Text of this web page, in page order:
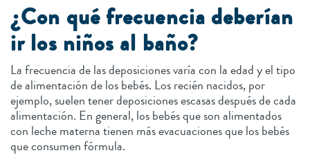
¿Con qué frecuencia deberían
ir los niños al baño?
La frecuencia de las deposiciones varía con la edad y el tipo
de alimentación de los bebés. Los recién nacidos, por
ejemplo, suelen tener deposiciones escasas después de cada
alimentación. En general, los bebés que son alimentados
con leche materna tienen más evacuaciones que los bebés
que consumen fórmula.